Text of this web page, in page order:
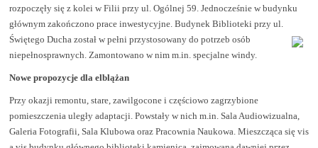
rozpoczęły się z kolei w Filii przy ul. Ogólnej 59. Jednocześnie w budynku
głównym zakończono prace inwestycyjne. Budynek Biblioteki przy ul.
Świętego Ducha został w pełni przystosowany do potrzeb osób
niepełnosprawnych. Zamontowano w nim m.in. specjalne windy.
Nowe propozycje dla elblążan
Przy okazji remontu, stare, zawilgocone i częściowo zagrzybione
pomieszczenia uległy adaptacji. Powstały w nich m.in. Sala Audiowizualna,
Galeria Fotografii, Sala Klubowa oraz Pracownia Naukowa. Mieszcząca się vis